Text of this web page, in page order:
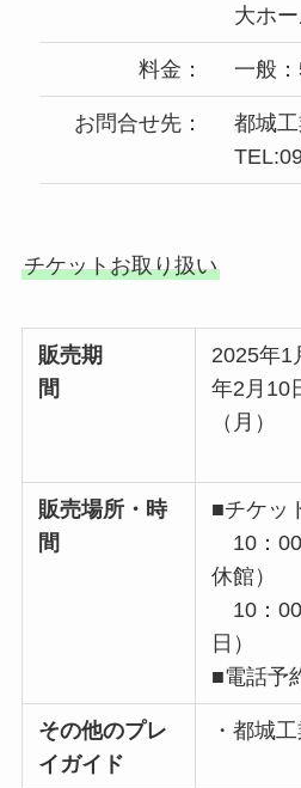
大ホ
料金： 一般
お問合せ先：
都城
チケットお取り扱い
販売期
間
2025年1
年2月10
販売場所・時
間
■チケッ
10：00
休館）
10：00
日）
■電話予
その他のプレ
イガイド
・都城